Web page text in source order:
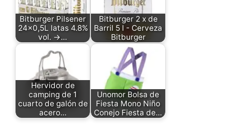
Bitburger Pilsener
24x0,5L latas 4.8%
vol. →…
Bitburger 2 x de
Barril 5 l - Cerveza
Bitburger
Hervidor de
camping de 1
cuarto de galón de
acero…
Unomor Bolsa de
Fiesta Mono Niño
Conejo Fiesta de…